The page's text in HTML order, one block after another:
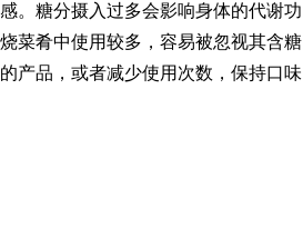
。糖分摄入过多会影响身体的代谢功
菜肴中使用较多，容易被忽视其含糖
产品，或者减少使用次数，保持口味